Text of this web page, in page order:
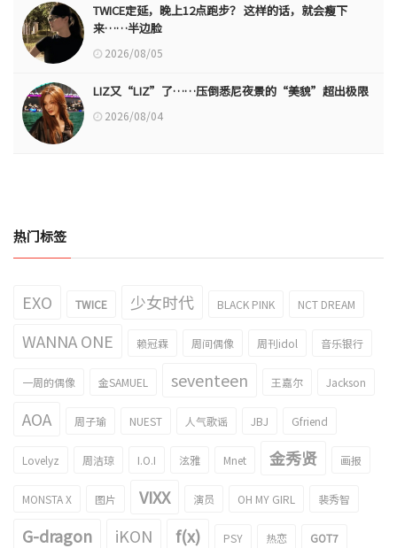
TWICE定延，晚上12点跑步？ 这样的话，就会瘦下
来……半边脸
2026/08/05
LIZ又“LIZ”了……压倒悉尼夜景的“美貌”超出极限
2026/08/04
热门标签
EXO TWICE 少女时代 BLACK PINK NCT DREAM
WANNA ONE 赖冠霖 周间偶像 周刊idol 音乐银行
一周的偶像 金SAMUEL seventeen 王嘉尔 Jackson
AOA 周子瑜 NUEST 人气歌谣 JBJ Gfriend
Lovelyz 周洁琼 I.O.I 泫雅 Mnet 金秀贤 画报
MONSTA X 图片 VIXX 演员 OH MY GIRL 裴秀智
G-dragon iKON f(x) PSY 热恋 GOT7